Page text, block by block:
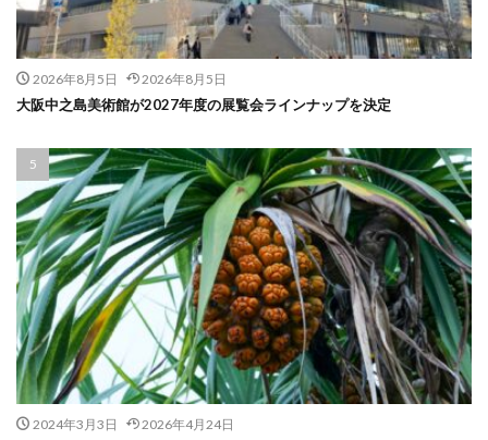
2026年8月5日 2026年8月5日
大阪中之島美術館が2027年度の展覧会ラインナップを決定
2024年3月3日 2026年4月24日